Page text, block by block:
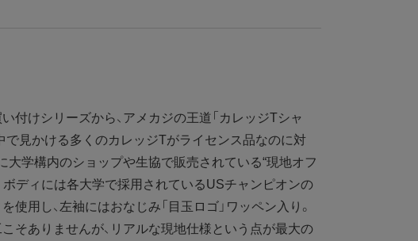
付けシリーズから、アメカジの王道「カレッジTシャ
で見かける多くのカレッジTがライセンス品なのに対
大学構内のショップや生協で販売されている“現地オフ
ボディには各大学で採用されているUSチャンピオンの
使用し、左袖にはおなじみ「目玉ロゴ」ワッペン入り。
そありませんが、リアルな現地仕様という点が最大の